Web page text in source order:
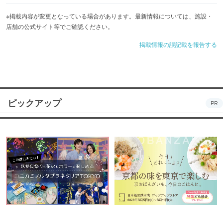
※掲載内容が変更となっている場合があります。最新情報については、施設・
店舗の公式サイト等でご確認ください。
掲載情報の誤記載を報告する
ピックアップ PR